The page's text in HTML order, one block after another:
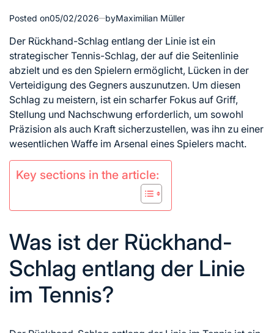
Posted on05/02/2026 byMaximilian Müller
Der Rückhand-Schlag entlang der Linie ist ein
strategischer Tennis-Schlag, der auf die Seitenlinie
abzielt und es den Spielern ermöglicht, Lücken in der
Verteidigung des Gegners auszunutzen. Um diesen
Schlag zu meistern, ist ein scharfer Fokus auf Griff,
Stellung und Nachschwung erforderlich, um sowohl
Präzision als auch Kraft sicherzustellen, was ihn zu einer
wesentlichen Waffe im Arsenal eines Spielers macht.
Key sections in the article:
Was ist der Rückhand-
Schlag entlang der Linie
im Tennis?